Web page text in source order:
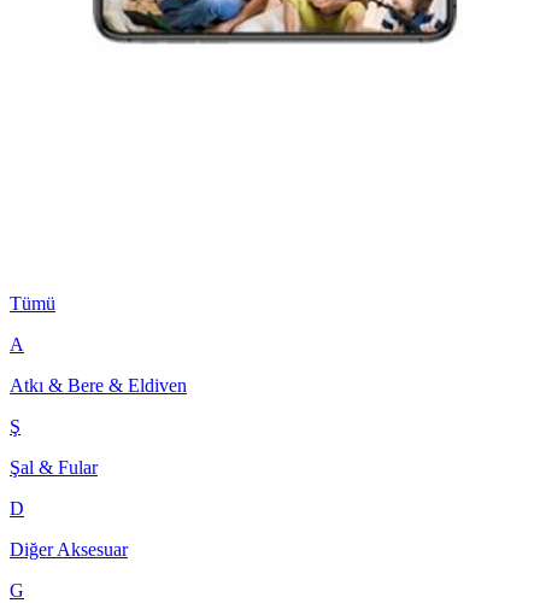
Tümü
A
Atkı & Bere & Eldiven
Ş
Şal & Fular
D
Diğer Aksesuar
G